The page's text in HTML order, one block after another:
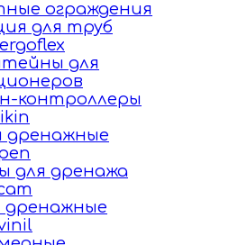
ограждения
для труб
для
контроллеры
дренажные
для дренажа
дренажные